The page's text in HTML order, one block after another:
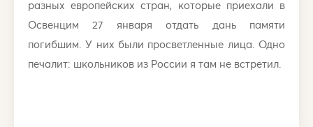
разных европейских стран, которые приехали в
Освенцим 27 января отдать дань памяти
погибшим. У них были просветленные лица. Одно
печалит: школьников из России я там не встретил.